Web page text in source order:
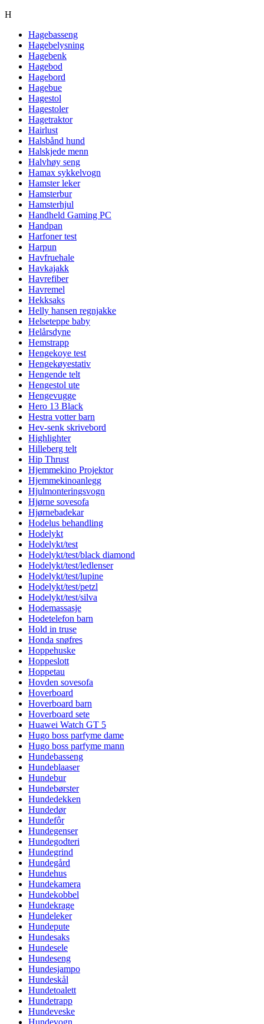
H
Hagebasseng
Hagebelysning
Hagebenk
Hagebod
Hagebord
Hagebue
Hagestol
Hagestoler
Hagetraktor
Hairlust
Halsbånd hund
Halskjede menn
Halvhøy seng
Hamax sykkelvogn
Hamster leker
Hamsterbur
Hamsterhjul
Handheld Gaming PC
Handpan
Harfoner test
Harpun
Havfruehale
Havkajakk
Havrefiber
Havremel
Hekksaks
Helly hansen regnjakke
Helseteppe baby
Helårsdyne
Hemstrapp
Hengekoye test
Hengekøyestativ
Hengende telt
Hengestol ute
Hengevugge
Hero 13 Black
Hestra votter barn
Hev-senk skrivebord
Highlighter
Hilleberg telt
Hip Thrust
Hjemmekino Projektor
Hjemmekinoanlegg
Hjulmonteringsvogn
Hjørne sovesofa
Hjørnebadekar
Hodelus behandling
Hodelykt
Hodelykt/test
Hodelykt/test/black diamond
Hodelykt/test/ledlenser
Hodelykt/test/lupine
Hodelykt/test/petzl
Hodelykt/test/silva
Hodemassasje
Hodetelefon barn
Hold in truse
Honda snøfres
Hoppehuske
Hoppeslott
Hoppetau
Hovden sovesofa
Hoverboard
Hoverboard barn
Hoverboard sete
Huawei Watch GT 5
Hugo boss parfyme dame
Hugo boss parfyme mann
Hundebasseng
Hundeblaaser
Hundebur
Hundebørster
Hundedekken
Hundedør
Hundefôr
Hundegenser
Hundegodteri
Hundegrind
Hundegård
Hundehus
Hundekamera
Hundekobbel
Hundekrage
Hundeleker
Hundepute
Hundesaks
Hundesele
Hundeseng
Hundesjampo
Hundeskål
Hundetoalett
Hundetrapp
Hundeveske
Hundevogn